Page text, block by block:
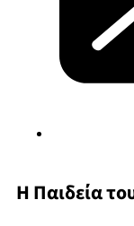
Η Παιδεία